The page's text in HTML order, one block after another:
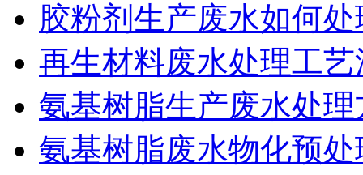
胶粉剂生产废水如何处
再生材料废水处理工艺
氨基树脂生产废水处理
氨基树脂废水物化预